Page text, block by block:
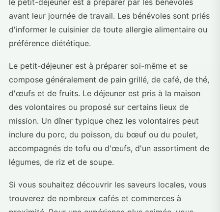
le petit-déjeuner est à préparer par les bénévoles
avant leur journée de travail. Les bénévoles sont priés
d'informer le cuisinier de toute allergie alimentaire ou
préférence diététique.
Le petit-déjeuner est à préparer soi-même et se
compose généralement de pain grillé, de café, de thé,
d'œufs et de fruits. Le déjeuner est pris à la maison
des volontaires ou proposé sur certains lieux de
mission. Un dîner typique chez les volontaires peut
inclure du porc, du poisson, du bœuf ou du poulet,
accompagnés de tofu ou d'œufs, d'un assortiment de
légumes, de riz et de soupe.
Si vous souhaitez découvrir les saveurs locales, vous
trouverez de nombreux cafés et commerces à